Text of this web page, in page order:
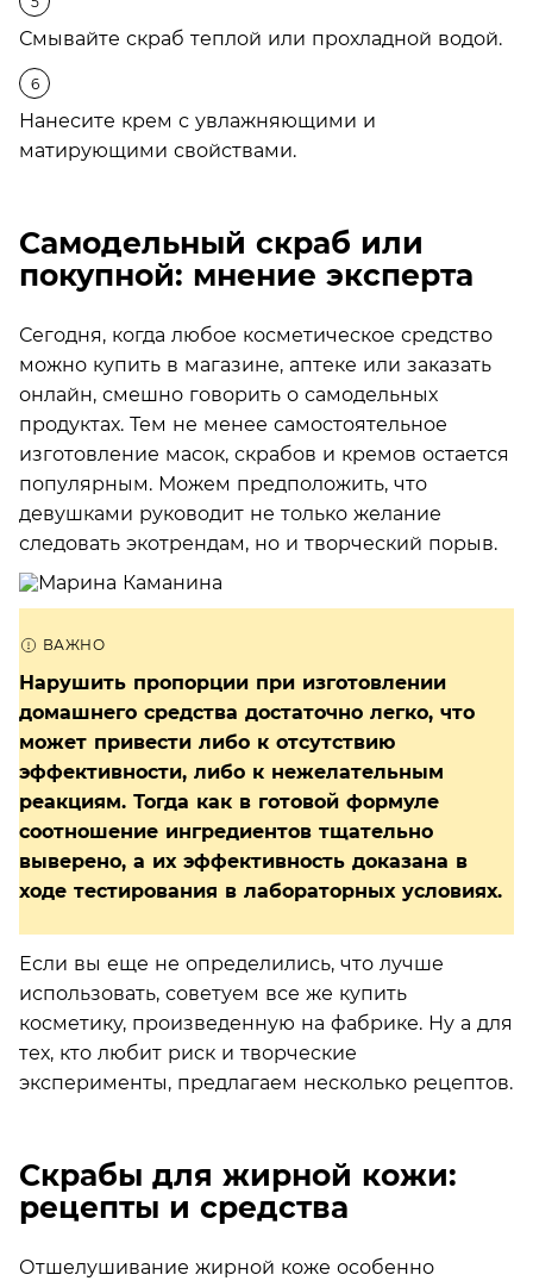
Смывайте скраб теплой или прохладной водой.
Нанесите крем с увлажняющими и
матирующими свойствами.
Самодельный скраб или
покупной: мнение эксперта
Сегодня, когда любое косметическое средство
можно купить в магазине, аптеке или заказать
онлайн, смешно говорить о самодельных
продуктах. Тем не менее самостоятельное
изготовление масок, скрабов и кремов остается
популярным. Можем предположить, что
девушками руководит не только желание
следовать экотрендам, но и творческий порыв.
Нарушить пропорции при изготовлении
домашнего средства достаточно легко, что
может привести либо к отсутствию
эффективности, либо к нежелательным
реакциям. Тогда как в готовой формуле
соотношение ингредиентов тщательно
выверено, а их эффективность доказана в
ходе тестирования в лабораторных условиях.
Если вы еще не определились, что лучше
использовать, советуем все же купить
косметику, произведенную на фабрике. Ну а для
тех, кто любит риск и творческие
эксперименты, предлагаем несколько рецептов.
Скрабы для жирной кожи:
рецепты и средства
Отшелушивание жирной коже особенно